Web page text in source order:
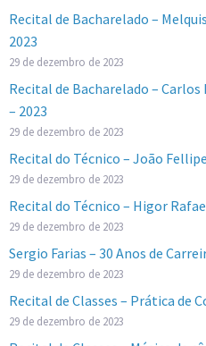
Recital de Bacharelado –
2023
29 de dezembro de 2023
Recital de Bacharelado –
– 2023
29 de dezembro de 2023
Recital do Técnico – João
29 de dezembro de 2023
Recital do Técnico – Higor
29 de dezembro de 2023
Sergio Farias – 30 Anos de
29 de dezembro de 2023
Recital de Classes – Prática de
29 de dezembro de 2023